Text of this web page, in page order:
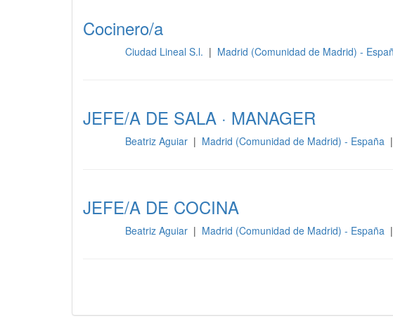
Cocinero/a
Ciudad Lineal S.l. | Madrid (Comunidad de Madrid) -
JEFE/A DE SALA · MANAGER
Beatriz Aguiar | Madrid (Comunidad de Madrid) - España
JEFE/A DE COCINA
Beatriz Aguiar | Madrid (Comunidad de Madrid) - España